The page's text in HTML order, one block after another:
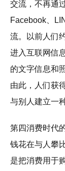
交流，不再通
Facebook、
流。以前人们
进入互联网信
的文字信息和
由此，人们获
与别人建立一
第四消费时代
钱花在与人攀
是把消费用于